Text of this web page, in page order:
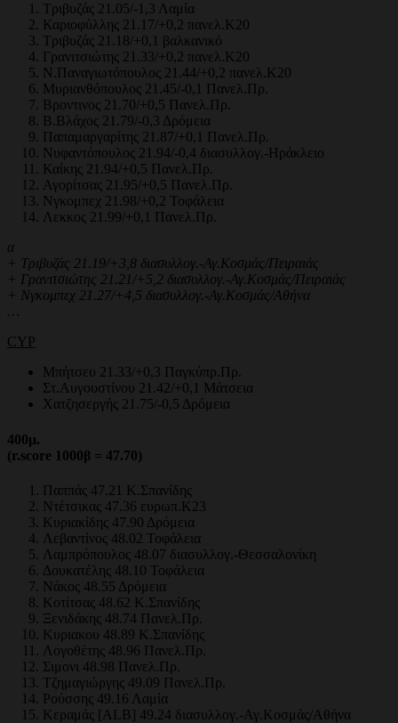
Τριβυζάς 21.05/-1,3 Λαμία
Καριοφύλλης 21.17/+0,2 πανελ.Κ20
Τριβυζάς 21.18/+0,1 βαλκανικό
Γρανιτσιώτης 21.33/+0,2 πανελ.Κ20
Ν.Παναγιωτόπουλος 21.44/+0,2 πανελ.Κ20
Μυριανθόπουλος 21.45/-0,1 Πανελ.Πρ.
Βροντινος 21.70/+0,5 Πανελ.Πρ.
Β.Βλάχος 21.79/-0,3 Δρόμεια
Παπαμαργαρίτης 21.87/+0,1 Πανελ.Πρ.
Νυφαντόπουλος 21.94/-0,4 διασυλλογ.-Ηράκλειο
Καίκης 21.94/+0,5 Πανελ.Πρ.
Αγορίτσας 21.95/+0,5 Πανελ.Πρ.
Νγκομπεχ 21.98/+0,2 Τοφάλεια
Λεκκος 21.99/+0,1 Πανελ.Πρ.
α
+ Τριβυζάς 21.19/+3,8 διασυλλογ.-Αγ.Κοσμάς/Πειραιάς
+ Γρανιτσιώτης 21.21/+5,2 διασυλλογ.-Αγ.Κοσμάς/Πειραιάς
+ Νγκομπεχ 21.27/+4,5 διασυλλογ.-Αγ.Κοσμάς/Αθήνα
…
CYP
Μπήτσευ 21.33/+0,3 Παγκύπρ.Πρ.
Στ.Αυγουστίνου 21.42/+0,1 Μάτσεια
Χατζησεργής 21.75/-0,5 Δρόμεια
400μ.
(r.score 1000β = 47.70)
Παππάς 47.21 Κ.Σπανίδης
Ντέτσικας 47.36 ευρωπ.Κ23
Κυριακίδης 47.90 Δρόμεια
Λεβαντίνος 48.02 Τοφάλεια
Λαμπρόπουλος 48.07 διασυλλογ.-Θεσσαλονίκη
Δουκατέλης 48.10 Τοφάλεια
Νάκος 48.55 Δρόμεια
Κοτίτσας 48.62 Κ.Σπανίδης
Ξενιδάκης 48.74 Πανελ.Πρ.
Κυριακου 48.89 Κ.Σπανίδης
Λογοθέτης 48.96 Πανελ.Πρ.
Σιμονι 48.98 Πανελ.Πρ.
Τζημαγιώργης 49.09 Πανελ.Πρ.
Ρούσσης 49.16 Λαμία
Κεραμάς [ALB] 49.24 διασυλλογ.-Αγ.Κοσμάς/Αθήνα